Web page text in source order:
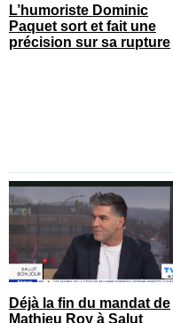
L’humoriste Dominic
Paquet sort et fait une
précision sur sa rupture
Déjà la fin du mandat de
Mathieu Roy à Salut